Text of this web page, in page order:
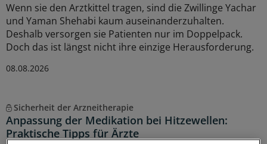
Wenn sie den Arztkittel tragen, sind die Zwillinge Yachar
und Yaman Shehabi kaum auseinanderzuhalten.
Deshalb versorgen sie Patienten nur im Doppelpack.
Doch das ist längst nicht ihre einzige Herausforderung.
08.08.2026
Sicherheit der Arzneitherapie
Anpassung der Medikation bei Hitzewellen:
Praktische Tipps für Ärzte